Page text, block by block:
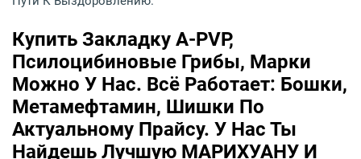
Купить Закладку A-PVP,
Псилоцибиновые Грибы, Марки
Можно У Нас. Всё Работает: Бошки,
Метамефтамин, Шишки По
Актуальному Прайсу. У Нас Ты
Найдешь Лучшую МАРИХУАНУ И